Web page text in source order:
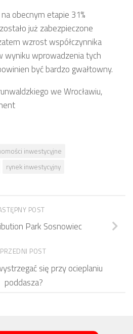
obecnym etapie 31%
już zabezpieczone
wzrost współczynnika
wyniku wprowadzenia tych
być bardzo gwałtowny.
we Wrocławiu,
inwestycyjne
rynek inwestycyjny
POST
Park Sosnowiec
POST
się przy ocieplaniu
poddasza?